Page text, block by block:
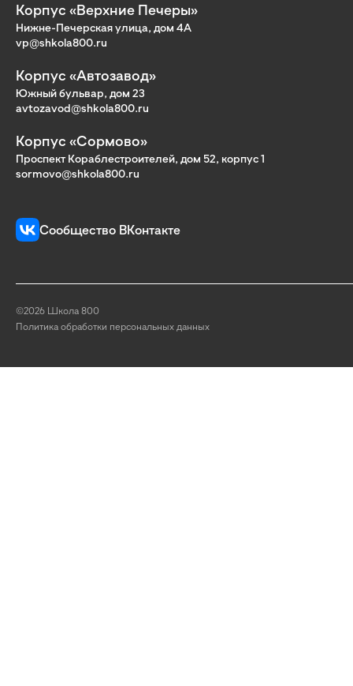
Корпус «Верхние Печеры»
Нижне-Печерская улица, дом 4А
vp@shkola800.ru
Корпус «Автозавод»
Южный бульвар, дом 23
avtozavod@shkola800.ru
Корпус «Сормово»
Проспект Кораблестроителей, дом 52, корпус 1
sormovo@shkola800.ru
Сообщество ВКонтакте
©2026 Школа 800
Политика обработки персональных данных